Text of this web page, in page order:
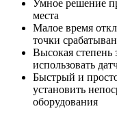
Умное решение
места
Малое время
точки
Высокая
использовать
Быстрый и
установить
оборудования